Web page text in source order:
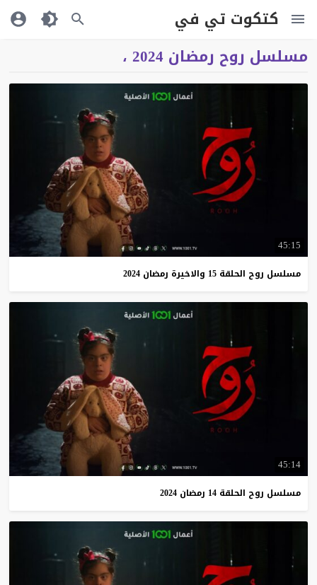
كتكوت تي في
مسلسل روح رمضان 2024 ،
45:15
مسلسل روح الحلقة 15 والاخيرة رمضان 2024
45:14
مسلسل روح الحلقة 14 رمضان 2024